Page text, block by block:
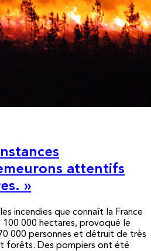
attentifs
»
incendies que connaît la France
000 hectares, provoqué le
000 personnes et détruit de très
forêts. Des pompiers ont été